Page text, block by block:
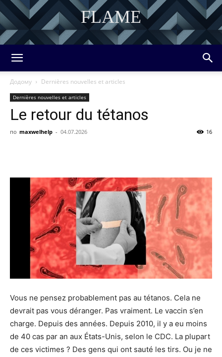
FLAME
DISCOVER THE ART OF PUBLISHING
Додому Dernières nouvelles et articles
Dernières nouvelles et articles
Le retour du tétanos
по maxwelhelp - 04.07.2026 16
Vous ne pensez probablement pas au tétanos. Cela ne
devrait pas vous déranger. Pas vraiment. Le vaccin s’en
charge. Depuis des années. Depuis 2010, il y a eu moins
de 40 cas par an aux États-Unis, selon le CDC. La plupart
de ces victimes ? Des gens qui ont sauté les tirs. Ou je ne